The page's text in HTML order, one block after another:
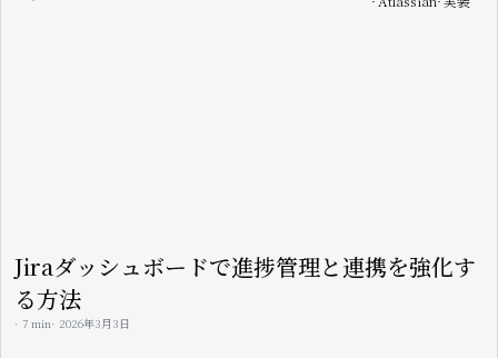
Jiraダッシュボードで進捗管理と連携を強化す
る方法
7 min 2026年3月3日